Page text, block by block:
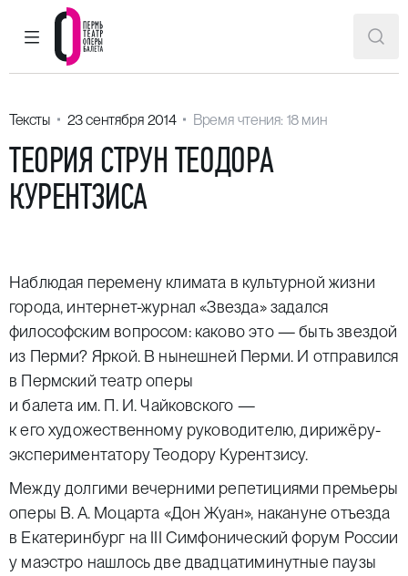
ГЛАВНОЕ МЕНЮ
Пермский театр оперы и балета
Тексты 23 сентября 2014 Время чтения: 18 мин
ТЕОРИЯ СТРУН ТЕОДОРА
КУРЕНТЗИСА
Наблюдая перемену климата в культурной жизни
города, интернет-журнал «Звезда» задался
философским вопросом: каково это — быть звездой
из Перми? Яркой. В нынешней Перми. И отправился
в Пермский театр оперы
и балета им. П. И. Чайковского —
к его художественному руководителю, дирижёру-
экспериментатору Теодору Курентзису.
Между долгими вечерними репетициями премьеры
оперы В. А. Моцарта «Дон Жуан», накануне отъезда
в Екатеринбург на III Симфонический форум России
у маэстро нашлось две двадцатиминутные паузы